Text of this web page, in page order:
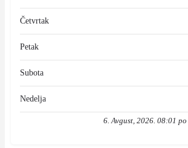
Četvrtak
Petak
Subota
Nedelja
6. Avgust, 2026. 08:01